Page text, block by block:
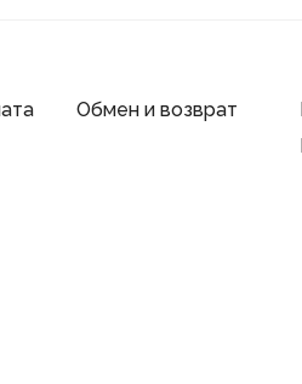
Обмен и возврат